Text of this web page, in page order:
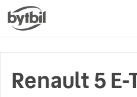
Renault 5